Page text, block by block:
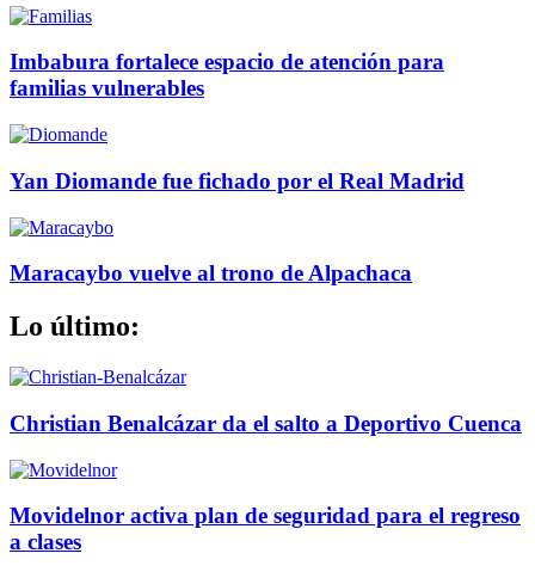
Imbabura fortalece espacio de atención para
familias vulnerables
Yan Diomande fue fichado por el Real Madrid
Maracaybo vuelve al trono de Alpachaca
Lo último:
Christian Benalcázar da el salto a Deportivo Cuenca
Movidelnor activa plan de seguridad para el regreso
a clases